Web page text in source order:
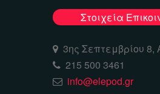
Στοιχεία
3ης Σεπτεμβρίου 8,
215 500 3461
info@elepod.gr